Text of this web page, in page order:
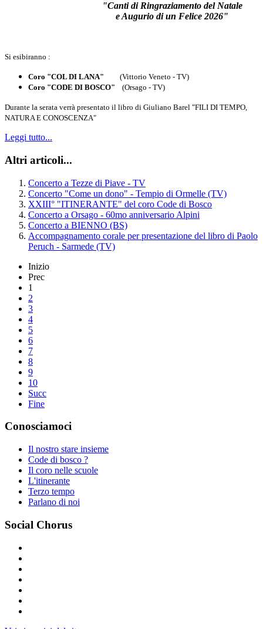
"Canti di Ringraziamento del Natale
e Augurio di un Felice 2026"
Si esibiranno :
Coro "COL DI LANA" (Vittorio Veneto - TV)
Coro "CODE DI BOSCO" (Orsago - TV)
Durante la serata verrà presentato il libro di Giuliano Barel "FILI DI TEMPO,
NATURA E CONOSCENZA"
Leggi tutto...
Altri articoli...
Concerto a Tezze di Piave - TV
Concerto "Come un dono" - Tempio di Ormelle (TV)
XXIII° "ITINERANTE" del coro Code di Bosco
Concerto a Orsago - 60mo anniversario Alpini
Concerto a BIENNO (BS)
Accompagnamento corale per presentazione del libro di Paolo
Peruch - Sarmede (TV)
Inizio
Prec
1
2
3
4
5
6
7
8
9
10
Succ
Fine
Conosciamoci
Il nostro stare insieme
Code di bosco ?
Il coro nelle scuole
L'itinerante
Terzo tempo
Parlano di noi
Social Chorus